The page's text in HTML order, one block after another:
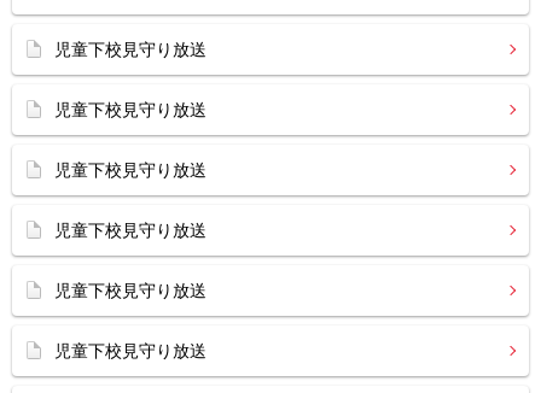
児童下校見守り放送
児童下校見守り放送
児童下校見守り放送
児童下校見守り放送
児童下校見守り放送
児童下校見守り放送